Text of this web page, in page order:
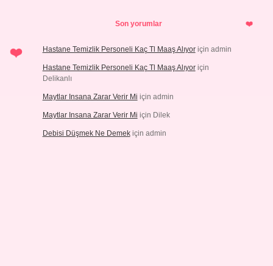
Son yorumlar
Hastane Temizlik Personeli Kaç Tl Maaş Alıyoriçin admin
Hastane Temizlik Personeli Kaç Tl Maaş Alıyoriçin
Delikanlı
Maytlar Insana Zarar Verir Mi için admin
Maytlar Insana Zarar Verir Mi için Dilek
Debisi Düşmek Ne Demekiçin admin